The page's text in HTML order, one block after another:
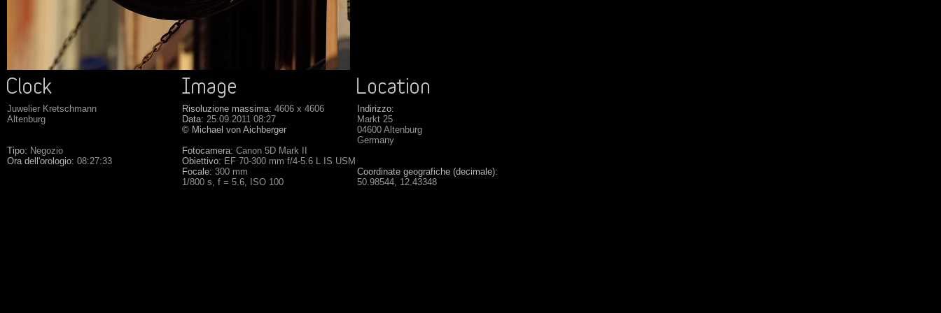
Juwelier Kretschmann
Altenburg
Tipo: Negozio
Ora dell'orologio: 08:27:33
Risoluzione massima: 4606 x 4606
Data: 25.09.2011 08:27
© Michael von Aichberger
Fotocamera: Canon 5D Mark II
Obiettivo: EF 70-300 mm f/4-5.6 L IS USM
Focale: 300 mm
1/800 s, f = 5.6, ISO 100
Indirizzo:
Markt 25
04600 Altenburg
Germany
Coordinate geografiche (decimale):
50.98544, 12.43348